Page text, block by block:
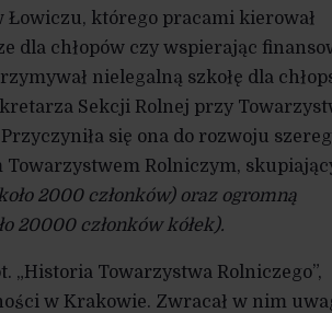
Łowiczu, którego pracami kierował
dla chłopów czy wspierając
nielegalną szkołę dla
Sekcji Rolnej przy
się ona do rozwoju
Rolniczym,
2000 członków) oraz ogromną
20000 członków kółek).
„Historia Towarzystwa Rolniczego”,
w Krakowie. Zwracał w nim